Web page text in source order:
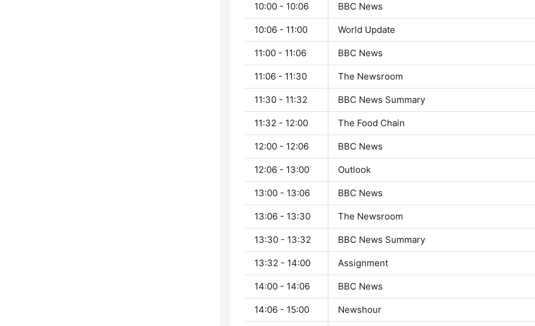
10:00 - 10:06 BBC News
10:06 - 11:00 World Update
11:00 - 11:06 BBC News
11:06 - 11:30 The Newsroom
11:30 - 11:32 BBC News Summary
11:32 - 12:00 The Food Chain
12:00 - 12:06 BBC News
12:06 - 13:00 Outlook
13:00 - 13:06 BBC News
13:06 - 13:30 The Newsroom
13:30 - 13:32 BBC News Summary
13:32 - 14:00 Assignment
14:00 - 14:06 BBC News
14:06 - 15:00 Newshour